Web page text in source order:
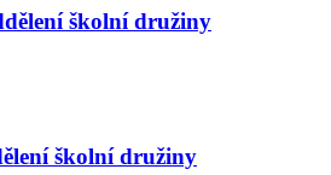
školní družiny
školní družiny